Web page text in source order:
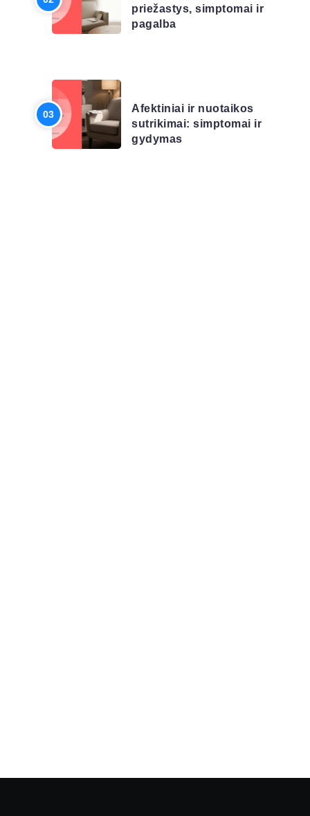
priežastys, simptomai ir
pagalba
Afektiniai ir nuotaikos
sutrikimai: simptomai ir
gydymas